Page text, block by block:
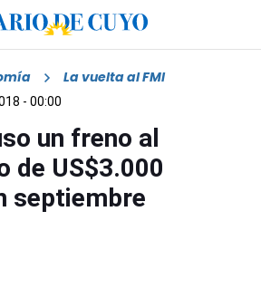
La vuelta al FMI
- 00:00
un freno al
de US$3.000
septiembre